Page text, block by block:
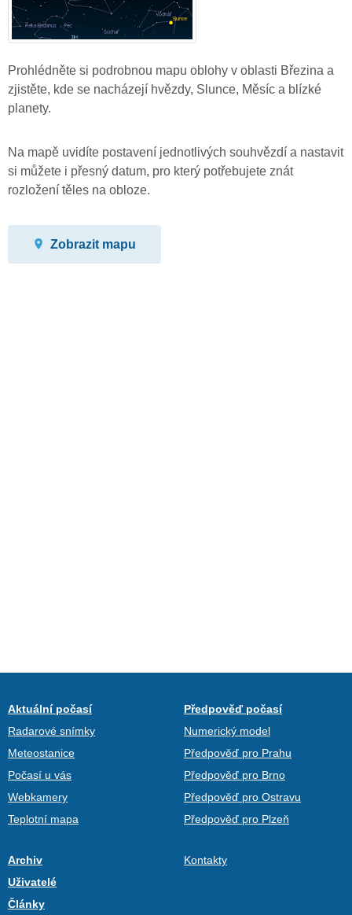
Prohlédněte si podrobnou mapu oblohy v oblasti Březina a
zjistěte, kde se nacházejí hvězdy, Slunce, Měsíc a blízké
planety.
Na mapě uvidíte postavení jednotlivých souhvězdí a nastavit
si můžete i přesný datum, pro který potřebujete znát
rozložení těles na obloze.
Zobrazit mapu
Aktuální počasí
Radarové snímky
Meteostanice
Počasí u vás
Webkamery
Teplotní mapa
Předpověď počasí
Numerický model
Předpověď pro Prahu
Předpověď pro Brno
Předpověď pro Ostravu
Předpověď pro Plzeň
Archiv
Uživatelé
Články
Kontakty